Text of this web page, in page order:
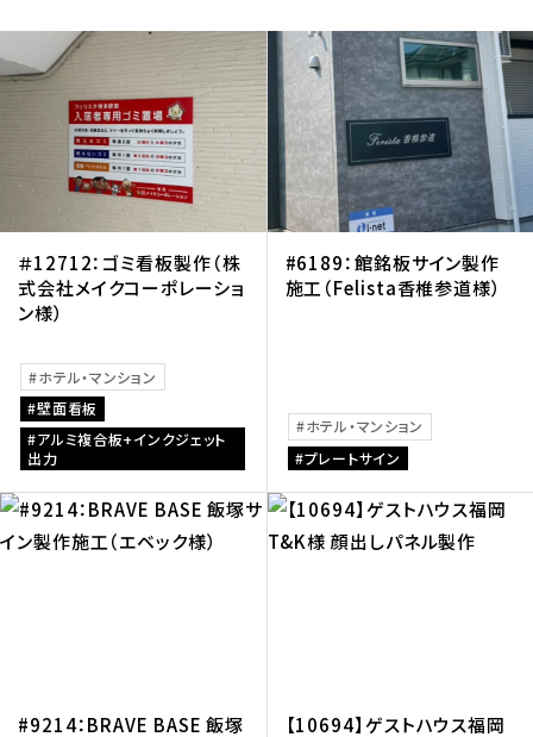
＃12712：ゴミ看板製作（株
式会社メイクコーポレーショ
ン様）
ホテル・マンション
壁面看板
アルミ複合板+インクジェット
出力
#6189：館銘板サイン製作
施工（Felista香椎参道様）
ホテル・マンション
プレートサイン
#9214：BRAVE BASE 飯塚
【10694】ゲストハウス福岡